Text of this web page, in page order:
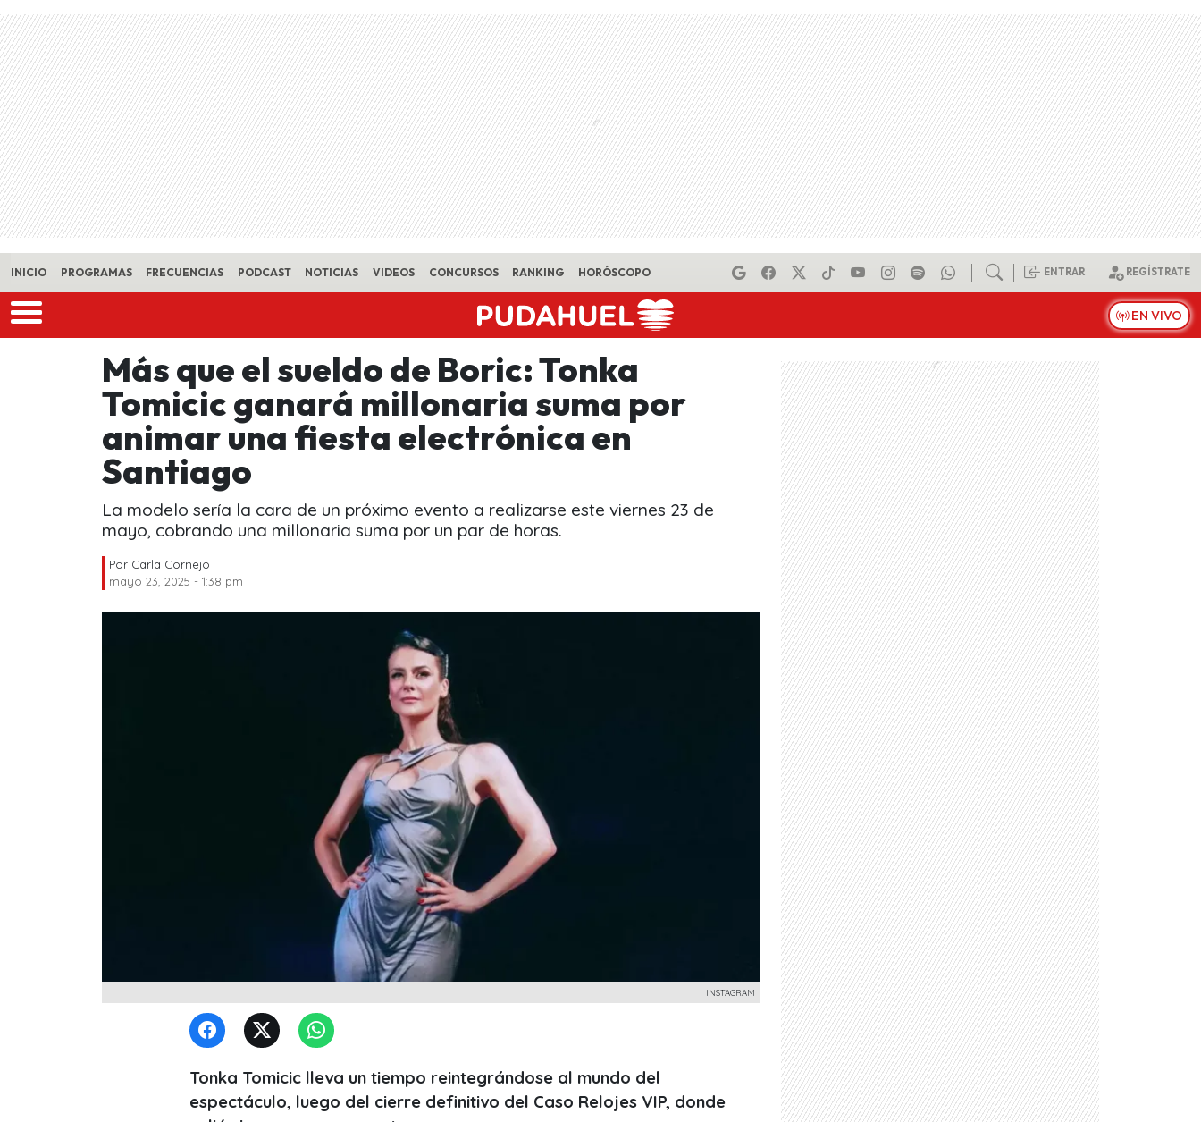
Skip to main content
INICIO PROGRAMAS FRECUENCIAS PODCAST NOTICIAS VIDEOS CONCURSOS RANKING HORÓSCOPO ENTRAR REGÍSTRATE
EN VIVO
Más que el sueldo de Boric: Tonka
Tomicic ganará millonaria suma por
animar una fiesta electrónica en
Santiago
La modelo sería la cara de un próximo evento a realizarse este viernes 23 de
mayo, cobrando una millonaria suma por un par de horas.
Por Carla Cornejo
mayo 23, 2025 - 1:38 pm
INSTAGRAM
Tonka Tomicic lleva un tiempo reintegrándose al mundo del
espectáculo, luego del cierre definitivo del Caso Relojes VIP, donde